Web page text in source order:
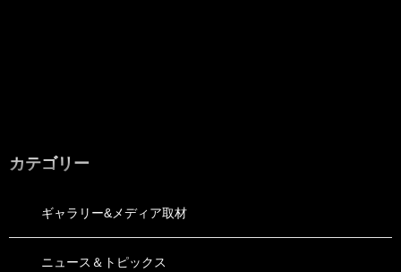
カテゴリー
ギャラリー&メディア取材
ニュース＆トピックス